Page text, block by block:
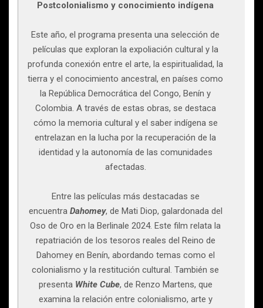
Postcolonialismo y conocimiento indígena
Este año, el programa presenta una selección de
películas que exploran la expoliación cultural y la
profunda conexión entre el arte, la espiritualidad, la
tierra y el conocimiento ancestral, en países como
la República Democrática del Congo, Benín y
Colombia. A través de estas obras, se destaca
cómo la memoria cultural y el saber indígena se
entrelazan en la lucha por la recuperación de la
identidad y la autonomía de las comunidades
afectadas.
Entre las películas más destacadas se
encuentra Dahomey, de Mati Diop, galardonada del
Oso de Oro en la Berlinale 2024. Este film relata la
repatriación de los tesoros reales del Reino de
Dahomey en Benín, abordando temas como el
colonialismo y la restitución cultural. También se
presenta White Cube, de Renzo Martens, que
examina la relación entre colonialismo, arte y